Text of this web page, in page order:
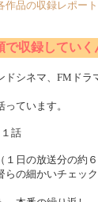
作品の収録レポー
収録していく
ドシネマ、FMド
っています。
話
１日の放送分の約
らの細かいチェッ